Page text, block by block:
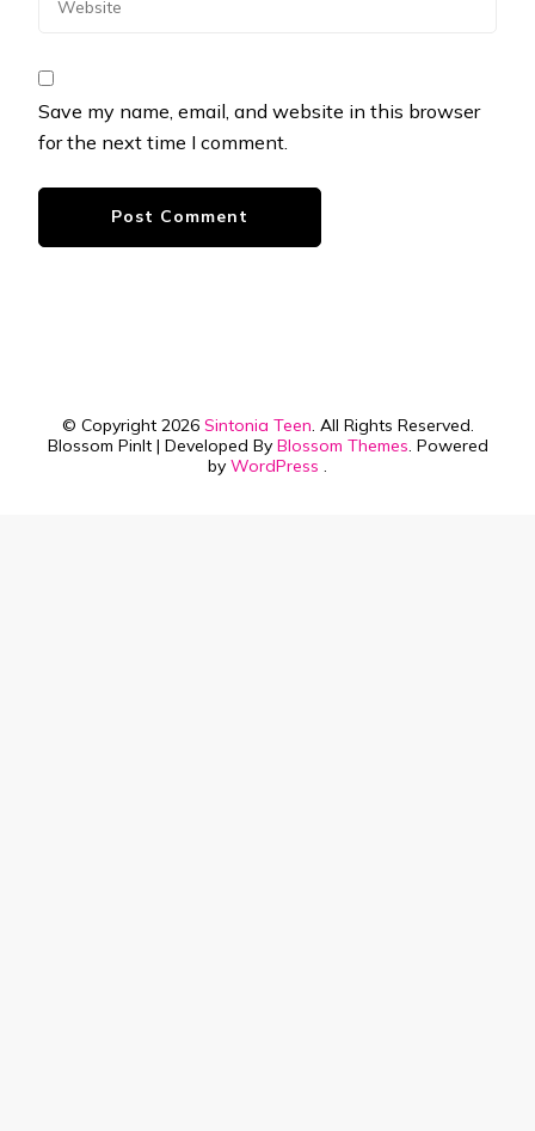
Save my name, email, and website in this browser
for the next time I comment.
© Copyright 2026 Sintonia Teen. All Rights Reserved.
Blossom PinIt | Developed By Blossom Themes. Powered
by WordPress .